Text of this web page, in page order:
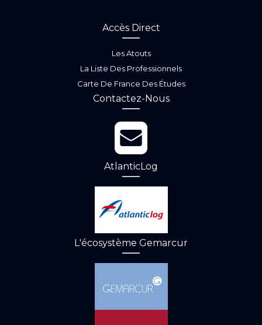
Accès Direct
Les Atouts
La Liste Des Professionnels
Carte De France Des Études
Contactez-Nous
AtlanticLog
L'écosystème Gemarcur